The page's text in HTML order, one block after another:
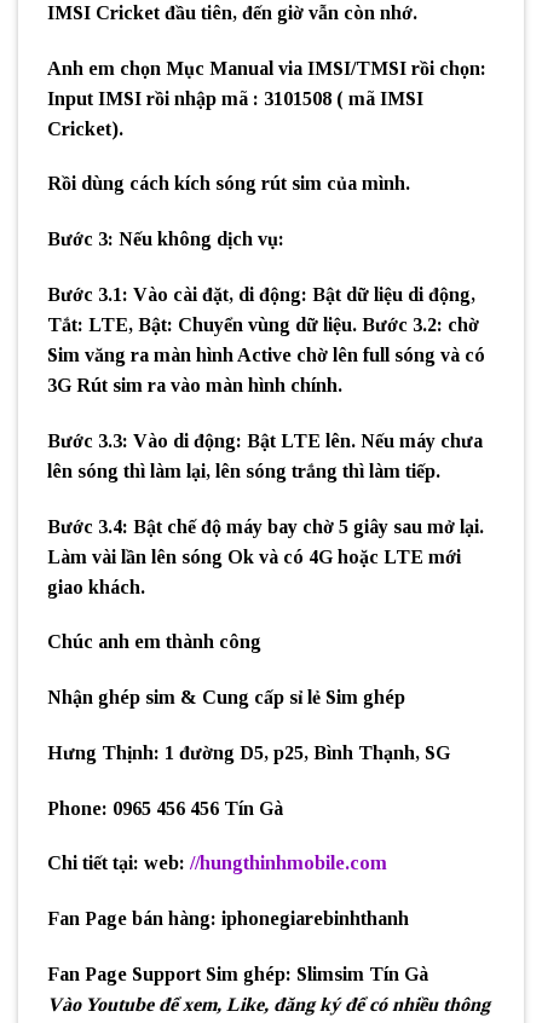
IMSI Cricket đầu tiên, đến giờ vẫn còn nhớ.
Anh em chọn Mục Manual via IMSI/TMSI rồi chọn:
Input IMSI rồi nhập mã : 3101508 ( mã IMSI
Cricket).
Rồi dùng cách kích sóng rút sim của mình.
Bước 3: Nếu không dịch vụ:
Bước 3.1: Vào cài đặt, di động: Bật dữ liệu di động,
Tắt: LTE, Bật: Chuyển vùng dữ liệu. Bước 3.2: chờ
Sim văng ra màn hình Active chờ lên full sóng và có
3G Rút sim ra vào màn hình chính.
Bước 3.3: Vào di động: Bật LTE lên. Nếu máy chưa
lên sóng thì làm lại, lên sóng trắng thì làm tiếp.
Bước 3.4: Bật chế độ máy bay chờ 5 giây sau mở lại.
Làm vài lần lên sóng Ok và có 4G hoặc LTE mới
giao khách.
Chúc anh em thành công
Nhận ghép sim & Cung cấp sỉ lẻ Sim ghép
Hưng Thịnh: 1 đường D5, p25, Bình Thạnh, SG
Phone: 0965 456 456 Tín Gà
Chi tiết tại: web: //hungthinhmobile.com
Fan Page bán hàng: iphonegiarebinhthanh
Fan Page Support Sim ghép: Slimsim Tín Gà
Vào Youtube để xem, Like, đăng ký để có nhiều thông